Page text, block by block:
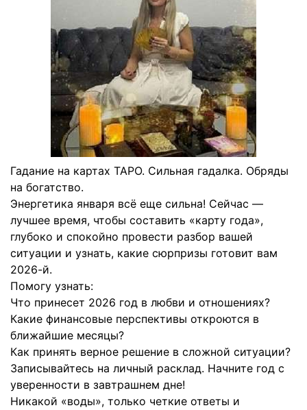
Гадание на картах ТАРО. Сильная гадалка. Обряды
на богатство.
Энергетика января всё еще сильна! Сейчас —
лучшее время, чтобы составить «карту года»,
глубоко и спокойно провести разбор вашей
ситуации и узнать, какие сюрпризы готовит вам
2026-й.
Помогу узнать:
Что принесет 2026 год в любви и отношениях?
Какие финансовые перспективы откроются в
ближайшие месяцы?
Как принять верное решение в сложной ситуации?
Записывайтесь на личный расклад. Начните год с
уверенности в завтрашнем дне!
Никакой «воды», только четкие ответы и